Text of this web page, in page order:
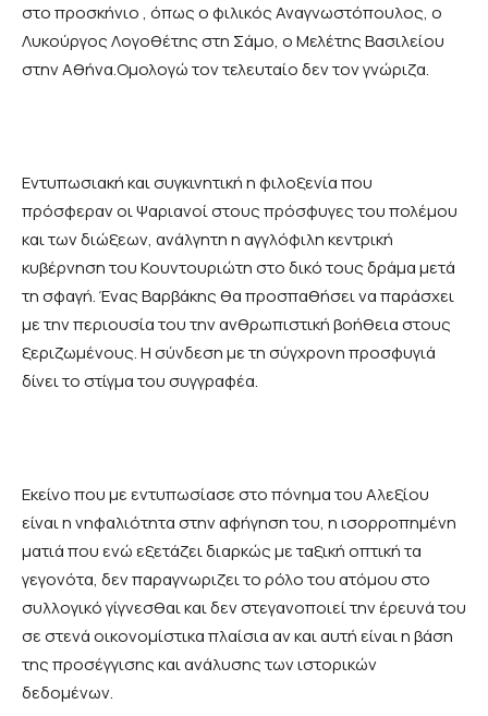
στο προσκήνιο , όπως ο φιλικός Αναγνωστόπουλος, ο
Λυκούργος Λογοθέτης στη Σάμο, ο Μελέτης Βασιλείου
στην Αθήνα.Ομολογώ τον τελευταίο δεν τον γνώριζα.
Εντυπωσιακή και συγκινητική η φιλοξενία που
πρόσφεραν οι Ψαριανοί στους πρόσφυγες του πολέμου
και των διώξεων, ανάλγητη η αγγλόφιλη κεντρική
κυβέρνηση του Κουντουριώτη στο δικό τους δράμα μετά
τη σφαγή. Ένας Βαρβάκης θα προσπαθήσει να παράσχει
με την περιουσία του την ανθρωπιστική βοήθεια στους
ξεριζωμένους. Η σύνδεση με τη σύγχρονη προσφυγιά
δίνει το στίγμα του συγγραφέα.
Εκείνο που με εντυπωσίασε στο πόνημα του Αλεξίου
είναι η νηφαλιότητα στην αφήγηση του, η ισορροπημένη
ματιά που ενώ εξετάζει διαρκώς με ταξική οπτική τα
γεγονότα, δεν παραγνωριζει το ρόλο του ατόμου στο
συλλογικό γίγνεσθαι και δεν στεγανοποιεί την έρευνά του
σε στενά οικονομίστικα πλαίσια αν και αυτή είναι η βάση
της προσέγγισης και ανάλυσης των ιστορικών
δεδομένων.